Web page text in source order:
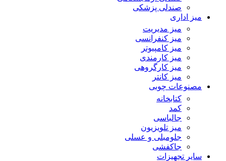
صندلی پزشکی
میز اداری
میز مدیریت
میز کنفرانسی
میز کامپیوتر
میز کارمندی
میز کارگروهی
میز کانتر
مصنوعات چوبی
کتابخانه
کمد
جالباسی
میز تلویزیون
جلومبلی و عسلی
جاکفشی
سایر تجهیزات